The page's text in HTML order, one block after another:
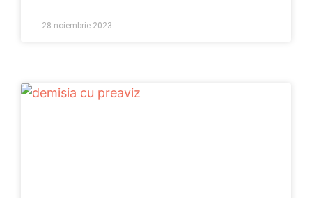
28 noiembrie 2023